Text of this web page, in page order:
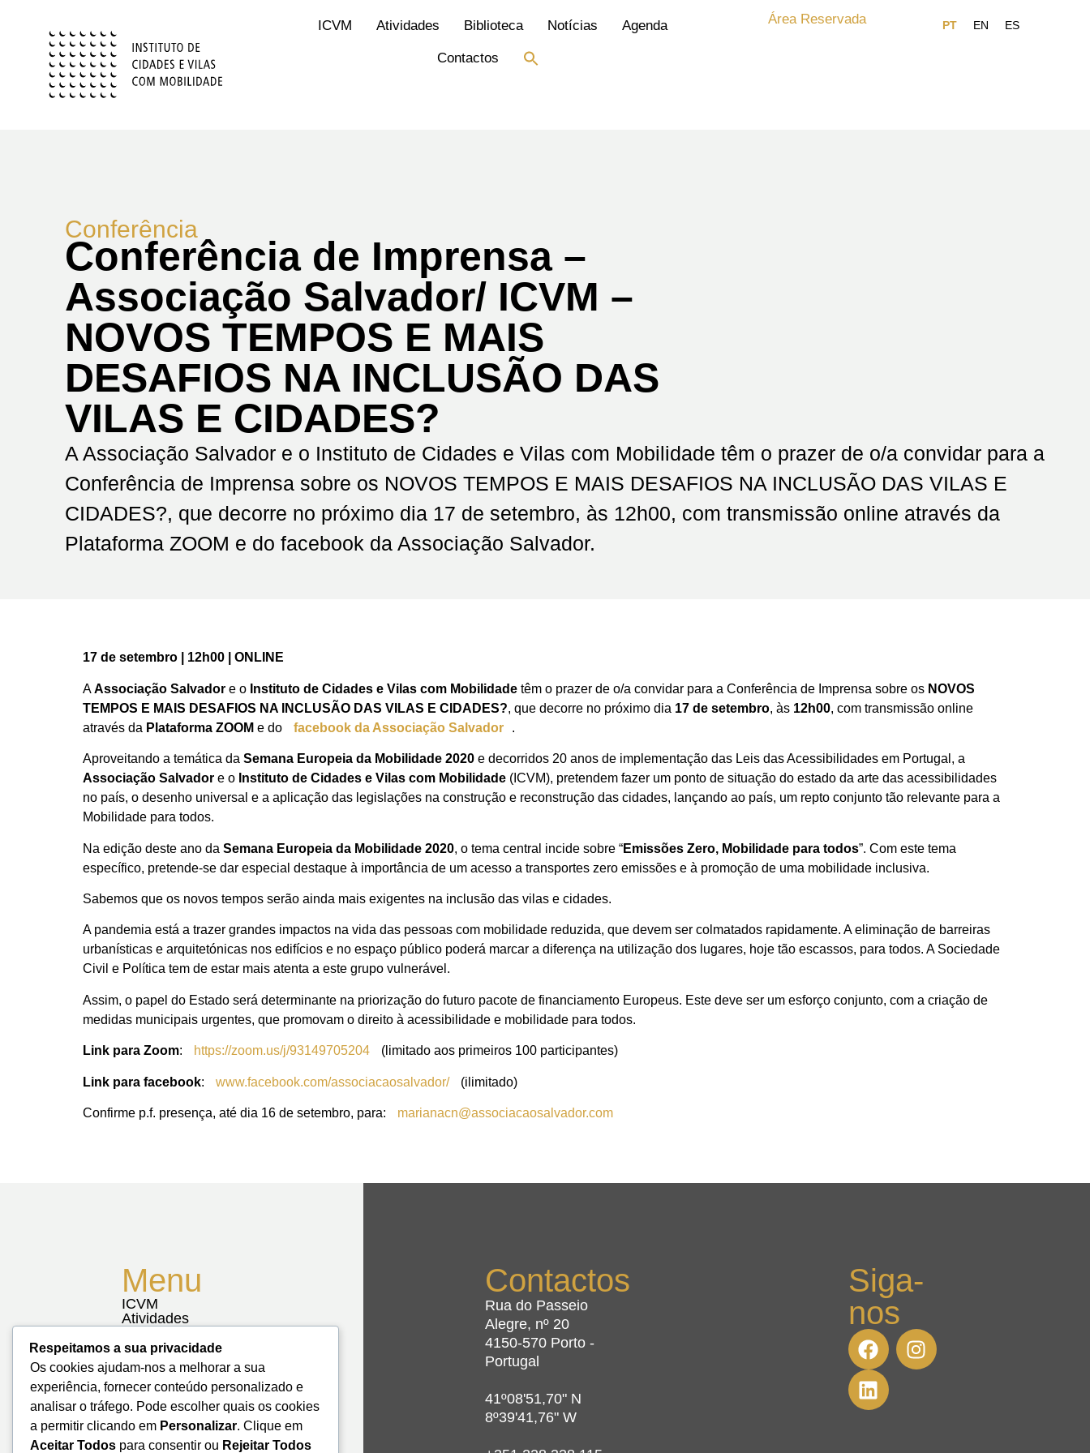
ICVM Atividades Biblioteca Notícias Agenda
Contactos
Área Reservada
Conferência
Conferência de Imprensa –
Associação Salvador/ ICVM –
NOVOS TEMPOS E MAIS
DESAFIOS NA INCLUSÃO DAS
VILAS E CIDADES?
A Associação Salvador e o Instituto de Cidades e Vilas com Mobilidade têm o prazer de o/a convidar para a
Conferência de Imprensa sobre os NOVOS TEMPOS E MAIS DESAFIOS NA INCLUSÃO DAS VILAS E
CIDADES?, que decorre no próximo dia 17 de setembro, às 12h00, com transmissão online através da
Plataforma ZOOM e do facebook da Associação Salvador.
17 de setembro | 12h00 | ONLINE
AAssociação Salvador e o Instituto de Cidades e Vilas com Mobilidade têm o prazer de o/a convidar para a Conferência de Imprensa sobre os NOVOS
TEMPOS E MAIS DESAFIOS NA INCLUSÃO DAS VILAS E CIDADES?, que decorre no próximo dia 17 de setembro, às 12h00, com transmissão online
através da Plataforma ZOOM e do facebook da Associação Salvador .
Aproveitando a temática da Semana Europeia da Mobilidade 2020 e decorridos 20 anos de implementação das Leis das Acessibilidades em Portugal, a
Associação Salvador e o Instituto de Cidades e Vilas com Mobilidade (ICVM), pretendem fazer um ponto de situação do estado da arte das acessibilidades
no país, o desenho universal e a aplicação das legislações na construção e reconstrução das cidades, lançando ao país, um repto conjunto tão relevante para a
Mobilidade para todos.
Na edição deste ano da Semana Europeia da Mobilidade 2020, o tema central incide sobre “Emissões Zero, Mobilidade para todos”. Com este tema
específico, pretende-se dar especial destaque à importância de um acesso a transportes zero emissões e à promoção de uma mobilidade inclusiva.
Sabemos que os novos tempos serão ainda mais exigentes na inclusão das vilas e cidades.
A pandemia está a trazer grandes impactos na vida das pessoas com mobilidade reduzida, que devem ser colmatados rapidamente. A eliminação de barreiras
urbanísticas e arquitetónicas nos edifícios e no espaço público poderá marcar a diferença na utilização dos lugares, hoje tão escassos, para todos. A Sociedade
Civil e Política tem de estar mais atenta a este grupo vulnerável.
Assim, o papel do Estado será determinante na priorização do futuro pacote de financiamento Europeus. Este deve ser um esforço conjunto, com a criação de
medidas municipais urgentes, que promovam o direito à acessibilidade e mobilidade para todos.
Link para Zoom: https://zoom.us/j/93149705204 (limitado aos primeiros 100 participantes)
Link para facebook: www.facebook.com/associacaosalvador/ (ilimitado)
Confirme p.f. presença, até dia 16 de setembro, para: marianacn@associacaosalvador.com
Menu
ICVM
Atividades
Biblioteca
Contactos
Mapa do Site
Contactos
Rua do Passeio
Alegre, nº 20
4150-570 Porto -
Portugal
41º08'51,70" N
8º39'41,76" W
Siga-
nos
Respeitamos a sua privacidade
Os cookies ajudam-nos a melhorar a sua
experiência, fornecer conteúdo personalizado e
analisar o tráfego. Pode escolher quais os cookies
a permitir clicando em Personalizar. Clique em
Aceitar Todos para consentir ou Rejeitar Todos